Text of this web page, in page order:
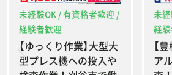
未経験OK / 有資格者歓迎 /
経験者歓迎
【ゆっくり作業】大型大
型プレス機への投入や
未
経
【
ア